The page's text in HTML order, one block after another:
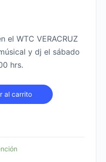
el WTC VERACRUZ
y dj el sábado
hrs.
al carrito